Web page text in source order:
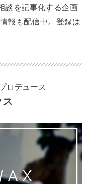
談を記事化する企画
報も配信中。登録は
ロデュース
ス